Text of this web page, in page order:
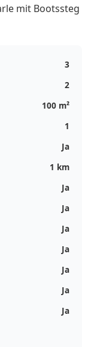
mit Bootssteg
3
2
100 m²
1
Ja
1 km
Ja
Ja
Ja
Ja
Ja
Ja
Ja